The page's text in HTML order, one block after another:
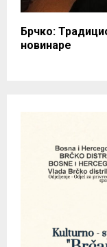
Брчко:
новинаре